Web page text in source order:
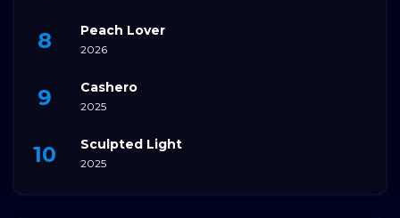
Peach Lover
2026
Cashero
2025
Sculpted Light
2025